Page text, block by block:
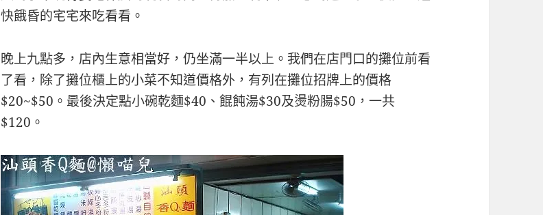
快餓昏的宅宅來吃看看。
晚上九點多，店內生意相當好，仍坐滿一半以上。我們在店門口的攤位前看
了看，除了攤位櫃上的小菜不知道價格外，有列在攤位招牌上的價格
$20~$50。最後決定點小碗乾麵$40、餛飩湯$30及燙粉腸$50，一共
$120。